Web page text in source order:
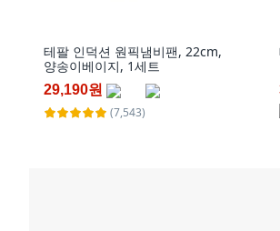
테팔 인덕션 원픽냄비팬, 22cm,
양송이베이지, 1세트
29,190원
(7,543)